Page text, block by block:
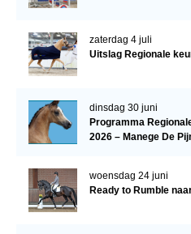
zaterdag 4 juli
Uitslag Regionale
dinsdag 30 juni
Programma
2026 – Manege De
woensdag 24 juni
Ready to Rumble